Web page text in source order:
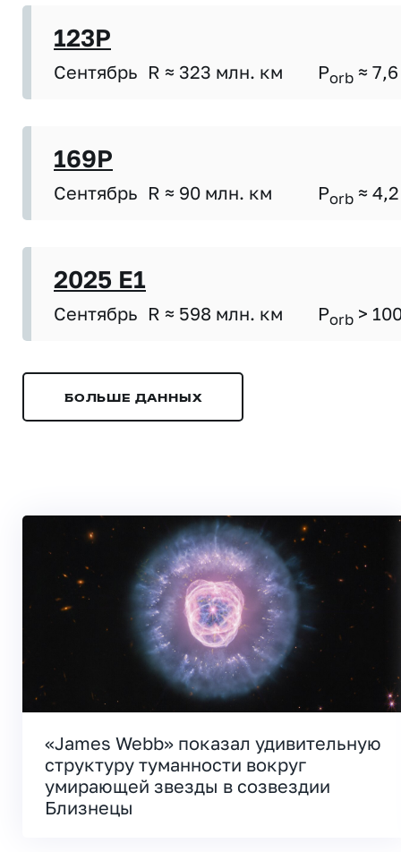
123P
Сентябрь R ≈ 323 млн. км Porb ≈ 7,6
169P
Сентябрь R ≈ 90 млн. км Porb ≈ 4,2
2025 E1
Сентябрь R ≈ 598 млн. км Porb >
БОЛЬШЕ ДАННЫХ
«James Webb» показал удивительную
структуру туманности вокруг
умирающей звезды в созвездии
Близнецы